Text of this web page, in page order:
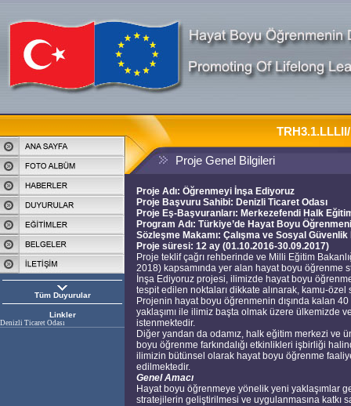
Tüm Duyurular
Linkler
Denizli Ticaret Odası
Proje Genel Bilgileri
Proje Adı: Öğrenmeyi İnşa Ediyoruz
Proje Başvuru Sahibi: Denizli Ticaret Odası
Proje Eş-Başvuranları: Merkezefendi Halk
Program Adı: Türkiye’de Hayat Boyu
Sözleşme Makamı: Çalışma ve Sosyal
Proje süresi: 12 ay (01.10.2016-30.09.2017)
Proje teklif çağrı rehberinde ve Milli Eğitim
2018) kapsamında yer alan hayat boyu öğrenme
İnşa Ediyoruz projesi, ilimizde hayat boyu
tespit edilen noktaları dikkate alınarak, kamu-
Projenin hayat boyu öğrenmenin dışında kalan
yaklaşımı ile ilimiz başta olmak üzere ülkemizde
istenmektedir.
Diğer yandan da odamız, halk eğitim merkezi ve
boyu öğrenme farkındalığı etkinlikleri işbirliği
ilimizin bütünsel olarak hayat boyu öğrenme
edilmektedir.
Genel Amacı
Hayat boyu öğrenmeye yönelik yeni yaklaşımlar
stratejilerin geliştirilmesi ve uygulanmasına katkı